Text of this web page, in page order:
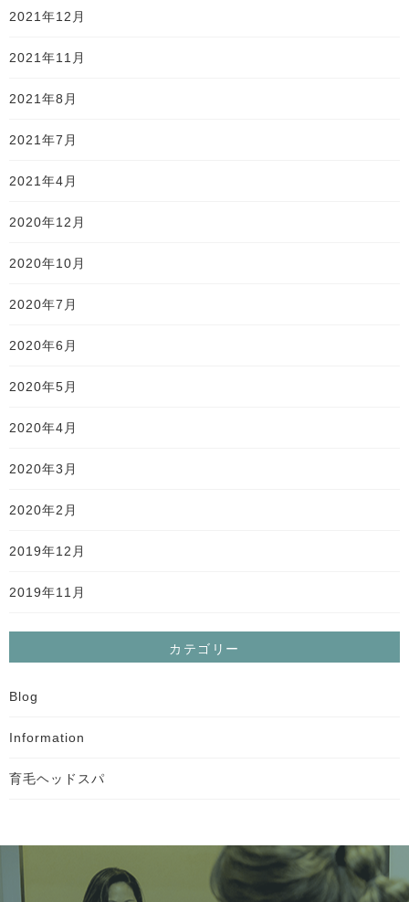
2021年12月
2021年11月
2021年8月
2021年7月
2021年4月
2020年12月
2020年10月
2020年7月
2020年6月
2020年5月
2020年4月
2020年3月
2020年2月
2019年12月
2019年11月
カテゴリー
Blog
Information
育毛ヘッドスパ